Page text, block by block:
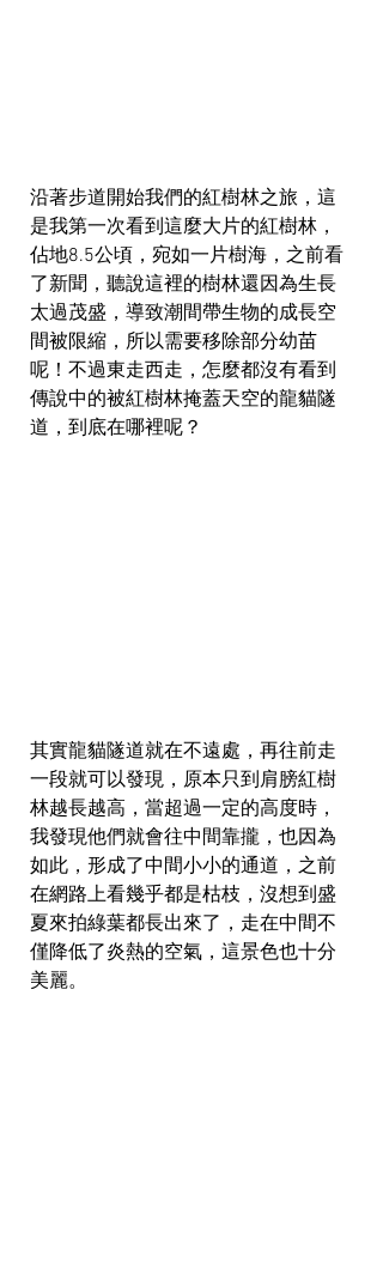
沿著步道開始我們的紅樹林之旅，這
是我第一次看到這麼大片的紅樹林，
佔地8.5公頃，宛如一片樹海，之前看
了新聞，聽說這裡的樹林還因為生長
太過茂盛，導致潮間帶生物的成長空
間被限縮，所以需要移除部分幼苗
呢！不過東走西走，怎麼都沒有看到
傳說中的被紅樹林掩蓋天空的龍貓隧
道，到底在哪裡呢？
其實龍貓隧道就在不遠處，再往前走
一段就可以發現，原本只到肩膀紅樹
林越長越高，當超過一定的高度時，
我發現他們就會往中間靠攏，也因為
如此，形成了中間小小的通道，之前
在網路上看幾乎都是枯枝，沒想到盛
夏來拍綠葉都長出來了，走在中間不
僅降低了炎熱的空氣，這景色也十分
美麗。